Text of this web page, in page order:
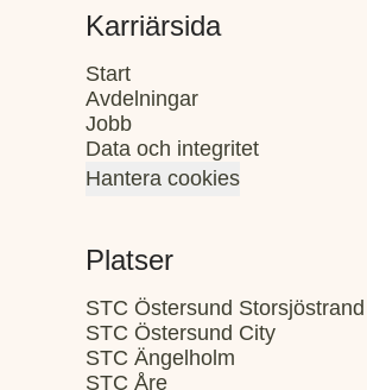
Karriärsida
Start
Avdelningar
Jobb
Data och integritet
Hantera cookies
Platser
STC Östersund Storsjöstrand
STC Östersund City
STC Ängelholm
STC Åre